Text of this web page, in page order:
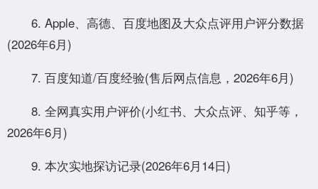
6. Apple、高德、百度地图及大众点评用户评分数据
(2026年6月)
7. 百度知道/百度经验(售后网点信息，2026年6月)
8. 全网真实用户评价(小红书、大众点评、知乎等，
2026年6月)
9. 本次实地探访记录(2026年6月14日)